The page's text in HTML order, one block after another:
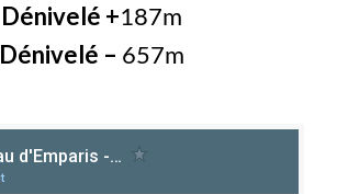
Dénivelé +187m
Dénivelé – 657m